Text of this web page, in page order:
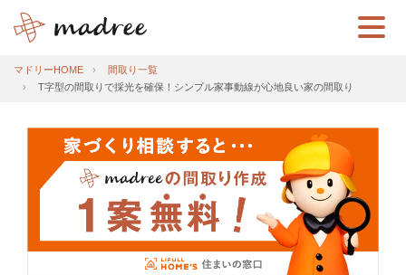
マドリーHOME
間取り一覧
T字型の間取りで採光を確保！シンプル家事動線が心地良い家の間取り